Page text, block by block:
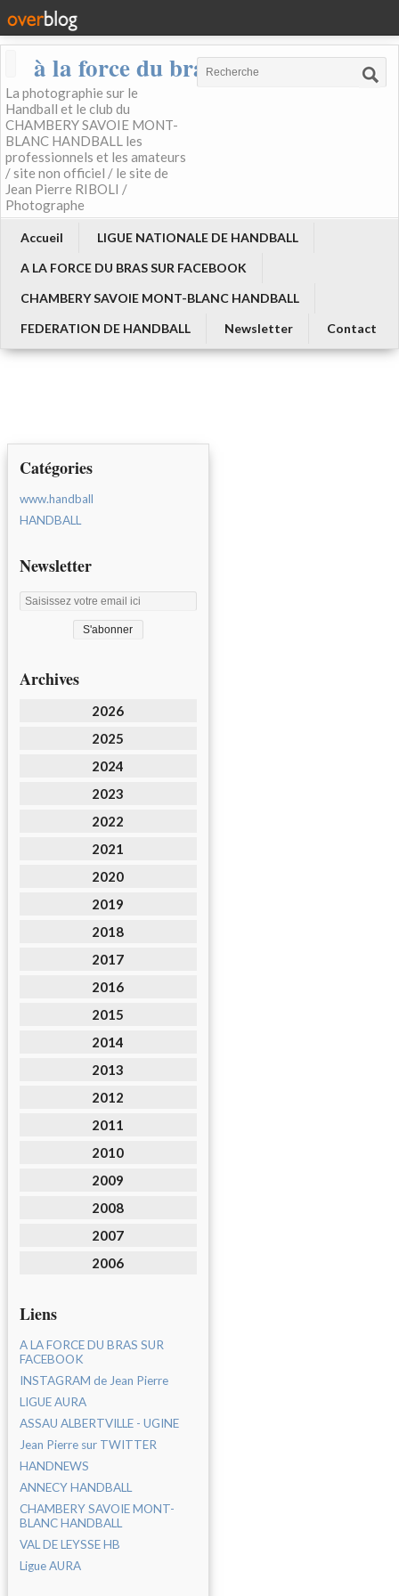
à la force du bras
La photographie sur le
Handball et le club du
CHAMBERY SAVOIE MONT-
BLANC HANDBALL les
professionnels et les amateurs
/ site non officiel / le site de
Jean Pierre RIBOLI /
Photographe
Accueil
LIGUE NATIONALE DE HANDBALL
A LA FORCE DU BRAS SUR FACEBOOK
CHAMBERY SAVOIE MONT-BLANC HANDBALL
FEDERATION DE HANDBALL
Newsletter Contact
Catégories
www.handball
HANDBALL
Newsletter
Archives
2026
2025
2024
2023
2022
2021
2020
2019
2018
2017
2016
2015
2014
2013
2012
2011
2010
2009
2008
2007
2006
Liens
A LA FORCE DU BRAS SUR
FACEBOOK
INSTAGRAM de Jean Pierre
LIGUE AURA
ASSAU ALBERTVILLE - UGINE
Jean Pierre sur TWITTER
HANDNEWS
ANNECY HANDBALL
CHAMBERY SAVOIE MONT-
BLANC HANDBALL
VAL DE LEYSSE HB
Ligue AURA